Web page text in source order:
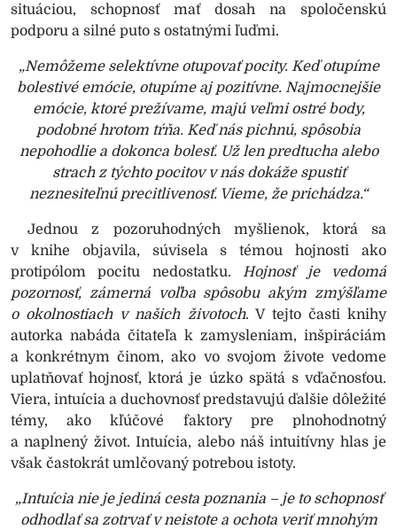
situáciou, schopnosť mať dosah na spoločenskú
podporu a silné puto s ostatnými ľuďmi.
„Nemôžeme selektívne otupovať pocity. Keď otupíme
bolestivé emócie, otupíme aj pozitívne. Najmocnejšie
emócie, ktoré prežívame, majú veľmi ostré body,
podobné hrotom tŕňa. Keď nás pichnú, spôsobia
nepohodlie a dokonca bolesť. Už len predtucha alebo
strach z týchto pocitov v nás dokáže spustiť
neznesiteľnú precitlivenosť. Vieme, že prichádza.“
Jednou z pozoruhodných myšlienok, ktorá sa
v knihe objavila, súvisela s témou hojnosti ako
protipólom pocitu nedostatku. Hojnosť je vedomá
pozornosť, zámerná voľba spôsobu akým zmýšľame
o okolnostiach v našich životoch. V tejto časti knihy
autorka nabáda čitateľa k zamysleniam, inšpiráciám
a konkrétnym činom, ako vo svojom živote vedome
uplatňovať hojnosť, ktorá je úzko spätá s vďačnosťou.
Viera, intuícia a duchovnosť predstavujú ďalšie dôležité
témy, ako kľúčové faktory pre plnohodnotný
a naplnený život. Intuícia, alebo náš intuitívny hlas je
však častokrát umlčovaný potrebou istoty.
„Intuícia nie je jediná cesta poznania – je to schopnosť
odhodlať sa zotrvať v neistote a ochota veriť mnohým